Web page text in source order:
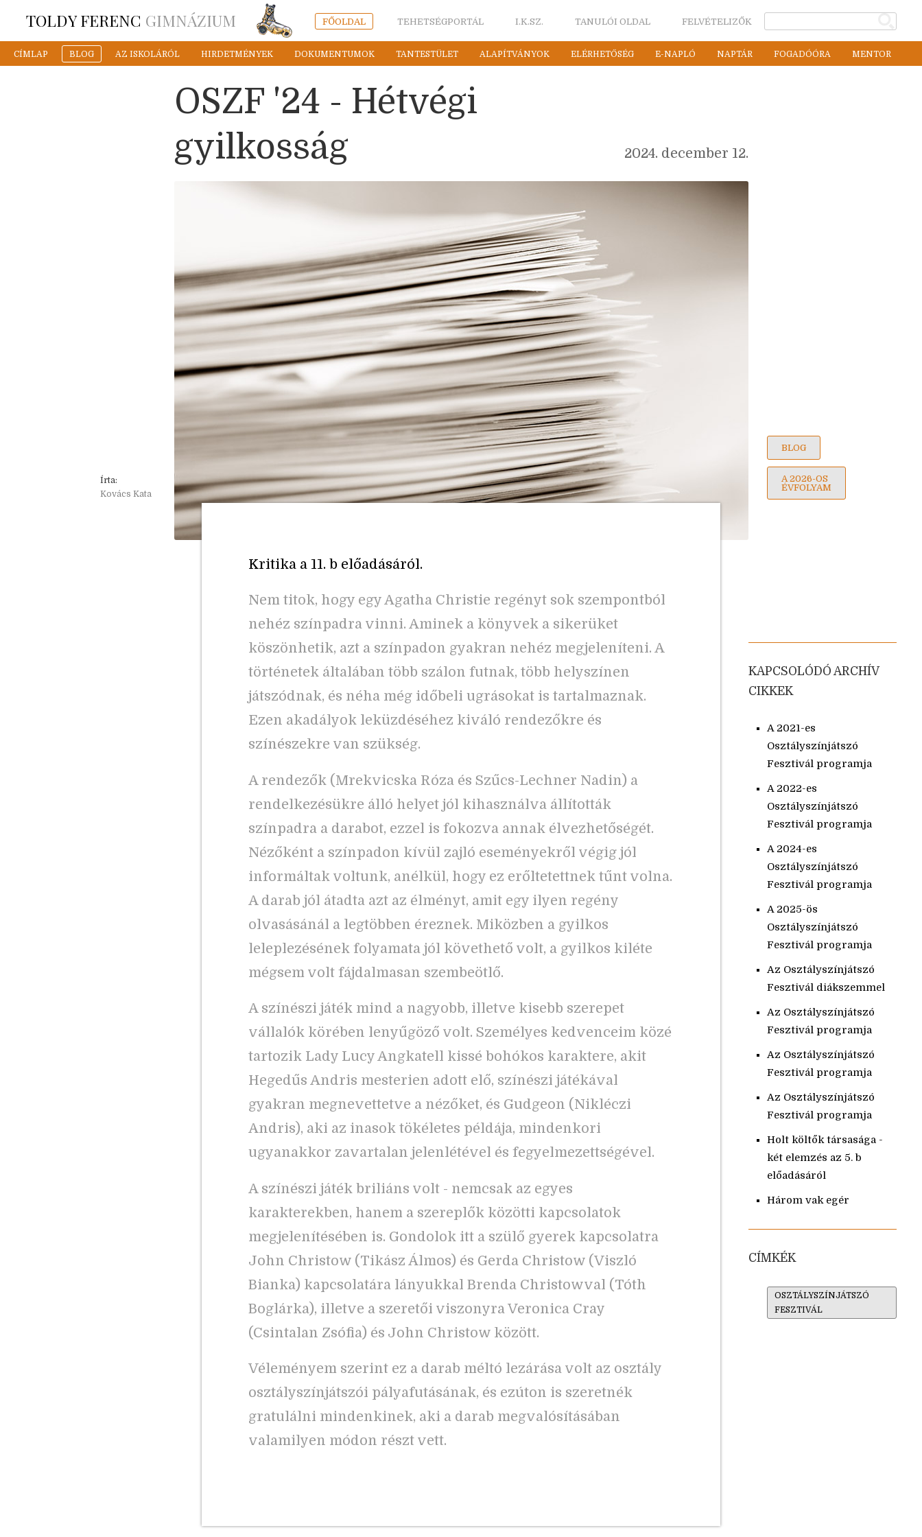
TOLDY FERENC GIMNÁZIUM FŐOLDAL TEHETSÉGPORTÁL I.K.SZ. TANULÓI OLDAL FELVÉTELIZŐK
CÍMLAP BLOG AZ ISKOLÁRÓL HIRDETMÉNYEK DOKUMENTUMOK TANTESTÜLET ALAPÍTVÁNYOK ELÉRHETŐSÉG E-NAPLÓ NAPTÁR FOGADÓÓRA MENTOR
OSZF '24 - Hétvégi
gyilkosság
2024. december 12.
Írta:
Kovács Kata
BLOG
A 2026-OS
ÉVFOLYAM
Kritika a 11. b előadásáról.
Nem titok, hogy egy Agatha Christie regényt sok szempontból
nehéz színpadra vinni. Aminek a könyvek a sikerüket
köszönhetik, azt a színpadon gyakran nehéz megjeleníteni. A
történetek általában több szálon futnak, több helyszínen
játszódnak, és néha még időbeli ugrásokat is tartalmaznak.
Ezen akadályok leküzdéséhez kiváló rendezőkre és
színészekre van szükség.
A rendezők (Mrekvicska Róza és Szűcs-Lechner Nadin) a
rendelkezésükre álló helyet jól kihasználva állították
színpadra a darabot, ezzel is fokozva annak élvezhetőségét.
Nézőként a színpadon kívül zajló eseményekről végig jól
informáltak voltunk, anélkül, hogy ez erőltetettnek tűnt volna.
A darab jól átadta azt az élményt, amit egy ilyen regény
olvasásánál a legtöbben éreznek. Miközben a gyilkos
leleplezésének folyamata jól követhető volt, a gyilkos kiléte
mégsem volt fájdalmasan szembeötlő.
A színészi játék mind a nagyobb, illetve kisebb szerepet
vállalók körében lenyűgöző volt. Személyes kedvenceim közé
tartozik Lady Lucy Angkatell kissé bohókos karaktere, akit
Hegedűs Andris mesterien adott elő, színészi játékával
gyakran megnevettetve a nézőket, és Gudgeon (Nikléczi
Andris), aki az inasok tökéletes példája, mindenkori
ugyanakkor zavartalan jelenlétével és fegyelmezettségével.
A színészi játék briliáns volt - nemcsak az egyes
karakterekben, hanem a szereplők közötti kapcsolatok
megjelenítésében is. Gondolok itt a szülő gyerek kapcsolatra
John Christow (Tikász Álmos) és Gerda Christow (Viszló
Bianka) kapcsolatára lányukkal Brenda Christowval (Tóth
Boglárka), illetve a szeretői viszonyra Veronica Cray
(Csintalan Zsófia) és John Christow között.
Véleményem szerint ez a darab méltó lezárása volt az osztály
osztályszínjátszói pályafutásának, és ezúton is szeretnék
gratulálni mindenkinek, aki a darab megvalósításában
valamilyen módon részt vett.
KAPCSOLÓDÓ ARCHÍV
CIKKEK
A 2021-es
Osztályszínjátszó
Fesztivál programja
A 2022-es
Osztályszínjátszó
Fesztivál programja
A 2024-es
Osztályszínjátszó
Fesztivál programja
A 2025-ös
Osztályszínjátszó
Fesztivál programja
Az Osztályszínjátszó
Fesztivál diákszemmel
Az Osztályszínjátszó
Fesztivál programja
Az Osztályszínjátszó
Fesztivál programja
Az Osztályszínjátszó
Fesztivál programja
Holt költők társasága -
két elemzés az 5. b
előadásáról
Három vak egér
CÍMKÉK
OSZTÁLYSZÍNJÁTSZÓ
FESZTIVÁL